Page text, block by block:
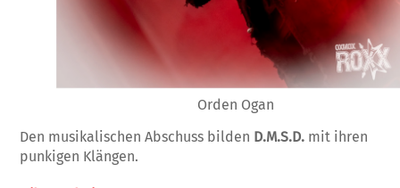
Orden Ogan
Den musikalischen Abschuss bilden D.M.S.D. mit ihren
punkigen Klängen.